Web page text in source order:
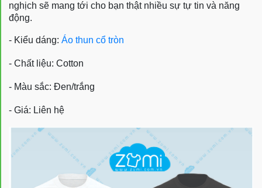
nghịch sẽ mang tới cho bạn thật nhiều sự tự tin và năng
động.
- Kiểu dáng: Áo thun cổ tròn
- Chất liệu: Cotton
- Màu sắc: Đen/trắng
- Giá: Liên hệ